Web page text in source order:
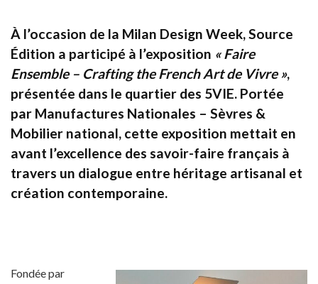
À l’occasion de la Milan Design Week, Source
Édition a participé à l’exposition « Faire
Ensemble – Crafting the French Art de Vivre »,
présentée dans le quartier des 5VIE. Portée
par Manufactures Nationales – Sèvres &
Mobilier national, cette exposition mettait en
avant l’excellence des savoir-faire français à
travers un dialogue entre héritage artisanal et
création contemporaine.
Fondée par